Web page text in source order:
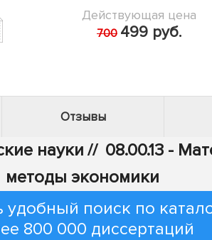
Действующая цена
700 499 руб.
Отзывы
науки // 08.00.13 -
методы экономики
удобный поиск по
800 000 диссертаций